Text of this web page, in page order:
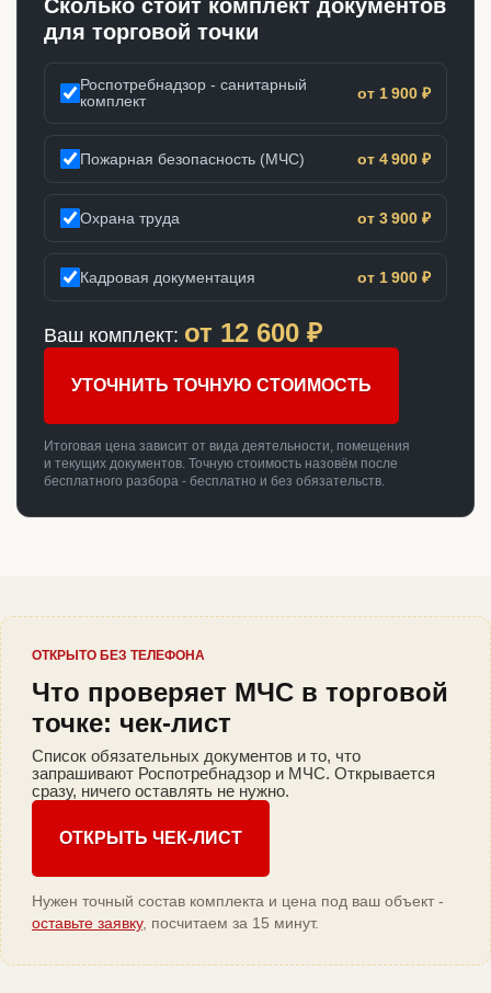
Сколько стоит комплект документов
для торговой точки
Роспотребнадзор - санитарный
комплект
от 1 900 ₽
Пожарная безопасность (МЧС) от 4 900 ₽
Охрана труда от 3 900 ₽
Кадровая документация от 1 900 ₽
Ваш комплект: от 12 600 ₽
УТОЧНИТЬ ТОЧНУЮ СТОИМОСТЬ
Итоговая цена зависит от вида деятельности, помещения
и текущих документов. Точную стоимость назовём после
бесплатного разбора - бесплатно и без обязательств.
ОТКРЫТО БЕЗ ТЕЛЕФОНА
Что проверяет МЧС в торговой
точке: чек-лист
Список обязательных документов и то, что
запрашивают Роспотребнадзор и МЧС. Открывается
сразу, ничего оставлять не нужно.
ОТКРЫТЬ ЧЕК-ЛИСТ
Нужен точный состав комплекта и цена под ваш объект -
оставьте заявку, посчитаем за 15 минут.